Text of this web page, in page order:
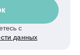
с
данных